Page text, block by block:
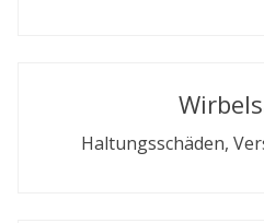
Haltungsschäden,